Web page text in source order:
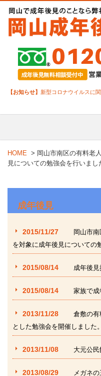
【お知らせ】 新型コロナウイルスに
HOME > 岡山市南区の有料老
見についての勉強会を行いまし
成年後見
2015/11/27
岡山市
を対象に成年後見についての
2015/08/14 成年後
2015/08/14 家族で成
2013/11/28
倉敷の有
とした勉強会を開催しました。
2013/11/08 大元公民
2013/08/29
メガネ